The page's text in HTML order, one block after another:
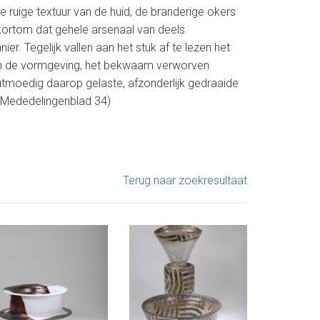
ruige textuur van de huid, de branderige okers
dat gehele arsenaal van deels
Tegelijk vallen aan het stuk af te lezen het
de vormgeving, het bekwaam verworven
daarop gelaste, afzonderlijk gedraaide
34)
Terug naar zoekresultaat